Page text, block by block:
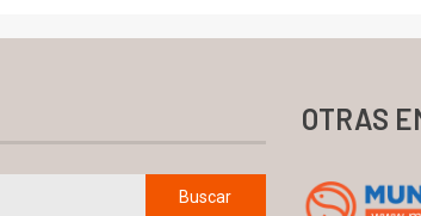
OTRAS